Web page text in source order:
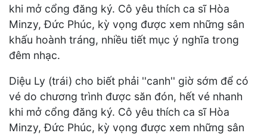
khi mở cổng đăng ký. Cô yêu thích ca sĩ Hòa
Minzy, Đức Phúc, kỳ vọng được xem những sân
khấu hoành tráng, nhiều tiết mục ý nghĩa trong
đêm nhạc.
Diệu Ly (trái) cho biết phải ''canh'' giờ sớm để có
vé do chương trình được săn đón, hết vé nhanh
khi mở cổng đăng ký. Cô yêu thích ca sĩ Hòa
Minzy, Đức Phúc, kỳ vọng được xem những sân